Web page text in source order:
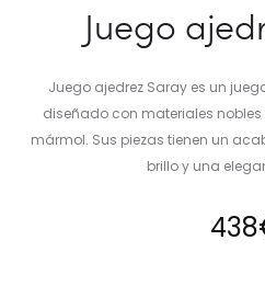
Juego
Juego ajedrez Saray es un
diseñado con materiales
mármol. Sus piezas tienen un
brillo y una
438